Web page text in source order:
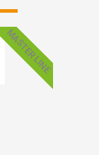
MASTER LINE